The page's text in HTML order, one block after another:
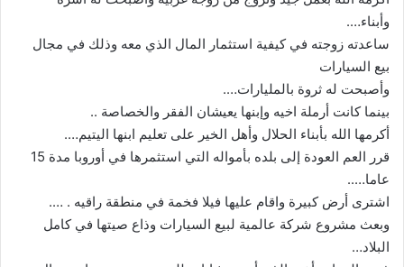
وأبناء….
ساعدته زوجته في كيفية استثمار المال الذي معه وذلك في مجال
بيع السيارات
وأصبحت له ثروة بالمليارات….
بينما كانت أرملة اخيه وإبنها يعيشان الفقر والخصاصة ..
أكرمها الله بأبناء الحلال وأهل الخير على تعليم ابنها اليتيم….
قرر العم العودة إلى بلده بأمواله التي استثمرها في أوروبا مدة 15
عاما…..
اشترى أرض كبيرة واقام عليها فيلا فخمة في منطقة راقيه . ….
وبعث مشروع شركة عالمية لبيع السيارات وذاع صيتها في كامل
البلاد…